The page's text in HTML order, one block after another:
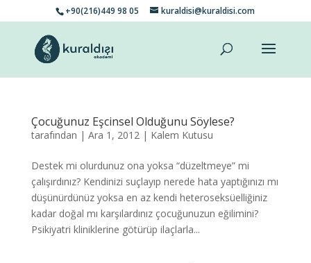
+90(216)449 98 05 kuraldisi@kuraldisi.com
Çocuğunuz Eşcinsel Olduğunu Söylese?
tarafından | Ara 1, 2012| Kalem Kutusu
Destek mi olurdunuz ona yoksa “düzeltmeye” mi
çalışırdınız? Kendinizi suçlayıp nerede hata yaptığınızı mı
düşünürdünüz yoksa en az kendi heteroseksüelliğiniz
kadar doğal mı karşılardınız çocuğunuzun eğilimini?
Psikiyatri kliniklerine götürüp ilaçlarla...